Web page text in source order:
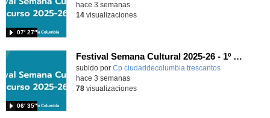
07′ 27″
hace 3 semanas
14visualizaciones
Festival Semana Cultural 2025-26 - 1º Primaria
subido por Cp ciudaddecolumbia trescantos
06′ 35″
-
hace 3 semanas
78visualizaciones